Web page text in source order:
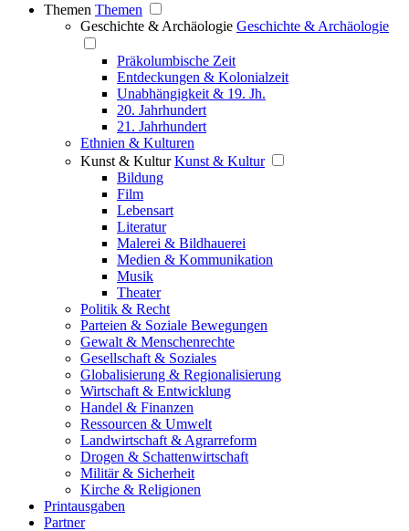
Themen Themen
Geschichte & Archäologie Geschichte & Archäologie
Präkolumbische Zeit
Entdeckungen & Kolonialzeit
Unabhängigkeit & 19. Jh.
20. Jahrhundert
21. Jahrhundert
Ethnien & Kulturen
Kunst & Kultur Kunst & Kultur
Bildung
Film
Lebensart
Literatur
Malerei & Bildhauerei
Medien & Kommunikation
Musik
Theater
Politik & Recht
Parteien & Soziale Bewegungen
Gewalt & Menschenrechte
Gesellschaft & Soziales
Globalisierung & Regionalisierung
Wirtschaft & Entwicklung
Handel & Finanzen
Ressourcen & Umwelt
Landwirtschaft & Agrarreform
Drogen & Schattenwirtschaft
Militär & Sicherheit
Kirche & Religionen
Printausgaben
Partner